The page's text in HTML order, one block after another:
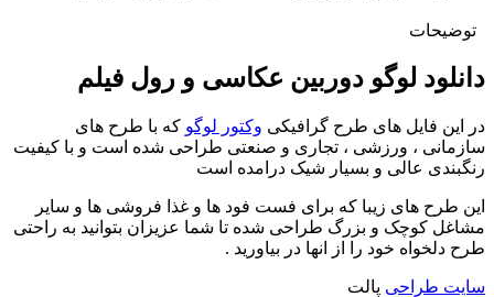
توضیحات
دانلود لوگو دوربین عکاسی و رول فیلم
در این فایل های طرح گرافیکی وکتور لوگو که با طرح های
سازمانی ، ورزشی ، تجاری و صنعتی طراحی شده است و با کیفیت
رنگبندی عالی و بسیار شیک درامده است
این طرح های زیبا که برای فست فود ها و غذا فروشی ها و سایر
مشاغل کوچک و بزرگ طراحی شده تا شما عزیزان بتوانید به راحتی
طرح دلخواه خود را از انها در بیاورید .
سایت طراحی پالت